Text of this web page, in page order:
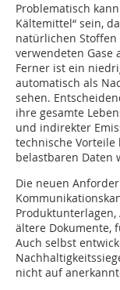
Problematisch
Kälte­mittel“ sein,
natürlichen
verwendeten
Ferner ist ein
automatisch als
sehen.
ihre gesamte
und indirekter
technische
belastbaren Daten
Die neuen
ältere Dokumente,
Auch selbst
nicht auf